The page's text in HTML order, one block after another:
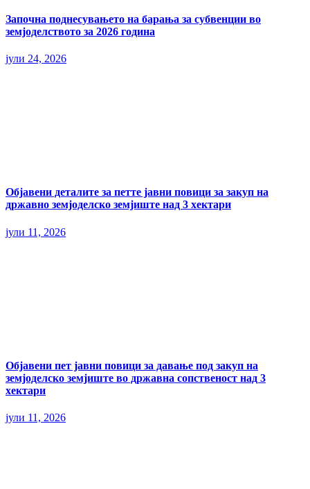
Започна поднесувањето на барања за субвенции во
земјоделството за 2026 година
јули 24, 2026
Објавени деталите за петте јавни повици за закуп на
државно земјоделско земјиште над 3 хектари
јули 11, 2026
Објавени пет јавни повици за давање под закуп на
земјоделско земјиште во државна сопственост над 3
хектари
јули 11, 2026